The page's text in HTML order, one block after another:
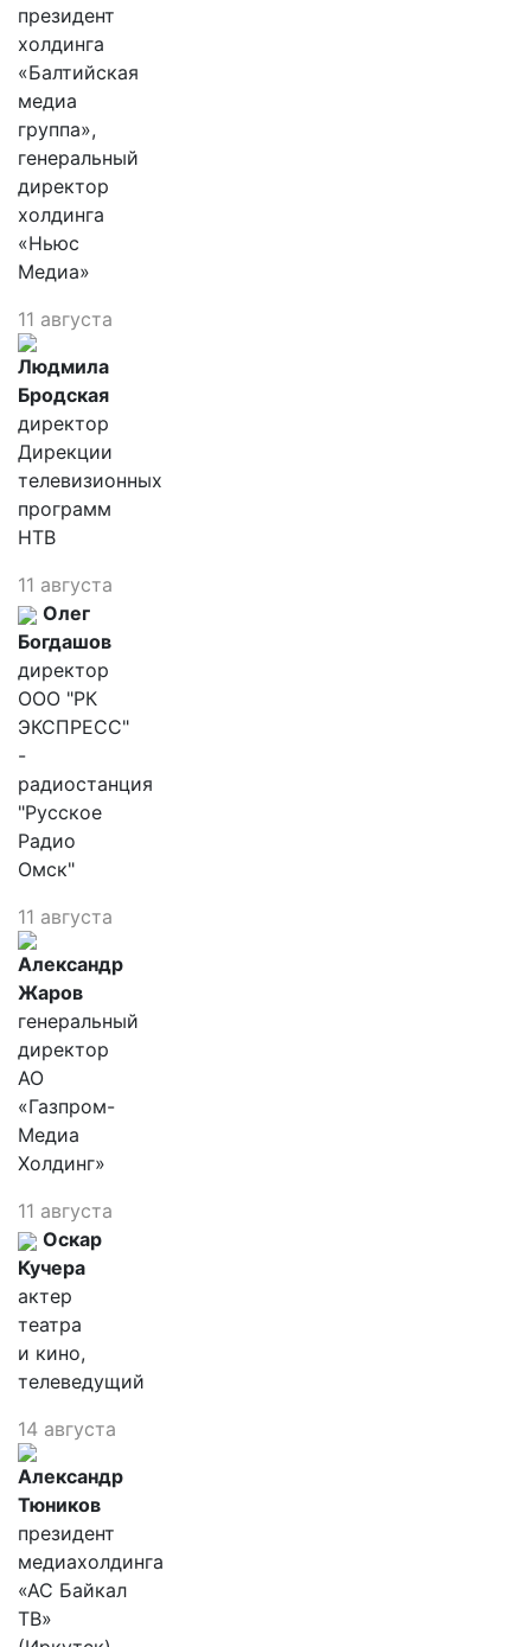
президент
холдинга
«Балтийская
медиа
группа»,
генеральный
директор
холдинга
«Ньюс
Медиа»
11 августа
Людмила
Бродская
директор
Дирекции
телевизионных
программ
НТВ
11 августа
Олег
Богдашов
директор
ООО "РК
ЭКСПРЕСС"
-
радиостанция
"Русское
Радио
Омск"
11 августа
Александр
Жаров
генеральный
директор
АО
«Газпром-
Медиа
Холдинг»
11 августа
Оскар
Кучера
актер
театра
и кино,
телеведущий
14 августа
Александр
Тюников
президент
медиахолдинга
«АС Байкал
ТВ»